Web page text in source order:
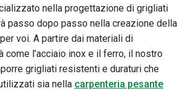
nella progettazione di grigliati
passo dopo passo nella creazione della
voi. A partire dai materiali di
come l’acciaio inox e il ferro, il nostro
grigliati resistenti e duraturi che
sia nella carpenteria pesante